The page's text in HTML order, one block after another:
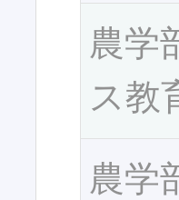
農学
ス教
農学